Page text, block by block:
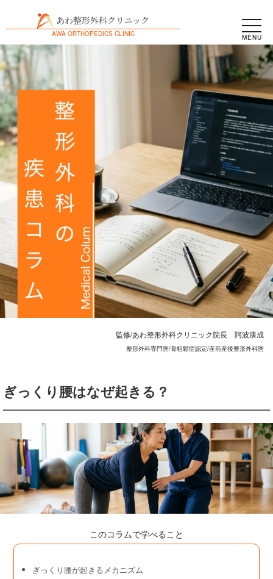
あわ整形外科クリニック
AWA ORTHOPEDICS CLINIC
監修/あわ整形外科クリニック院長 阿波康成
整形外科専門医/骨粗鬆症認定/産前産後整形外科医
ぎっくり腰はなぜ起きる？
このコラムで学べること
ぎっくり腰が起きるメカニズム